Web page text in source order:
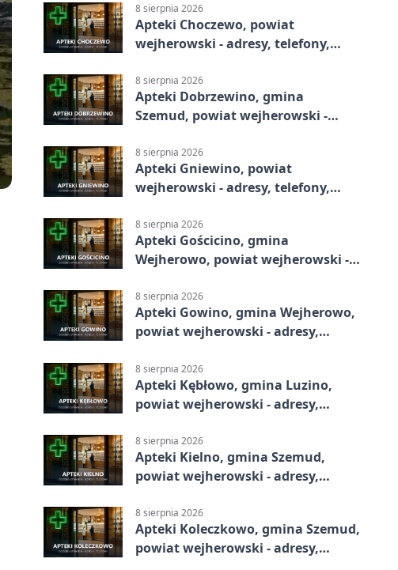
8 sierpnia 2026
Apteki Choczewo, powiat
wejherowski - adresy, telefony,
8 sierpnia 2026
Apteki Dobrzewino, gmina
Szemud, powiat wejherowski -
8 sierpnia 2026
Apteki Gniewino, powiat
wejherowski - adresy, telefony,
8 sierpnia 2026
Apteki Gościcino, gmina
Wejherowo, powiat wejherowski -
8 sierpnia 2026
Apteki Gowino, gmina Wejherowo,
powiat wejherowski - adresy,
8 sierpnia 2026
Apteki Kębłowo, gmina Luzino,
powiat wejherowski - adresy,
8 sierpnia 2026
Apteki Kielno, gmina Szemud,
powiat wejherowski - adresy,
8 sierpnia 2026
Apteki Koleczkowo, gmina Szemud,
powiat wejherowski - adresy,